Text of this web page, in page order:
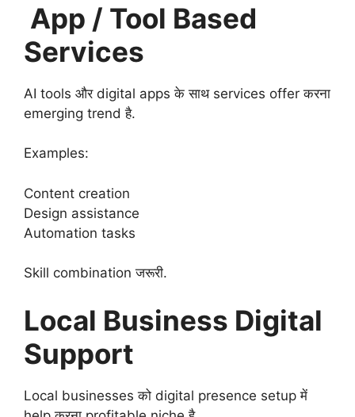
App / Tool Based
Services
AI tools और digital apps के साथ services offer करना
emerging trend है.
Examples:
Content creation
Design assistance
Automation tasks
Skill combination जरूरी.
Local Business Digital
Support
Local businesses को digital presence setup में